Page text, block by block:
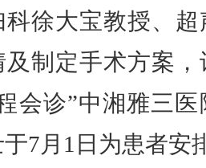
科徐大宝教授、
及制定手术方案
会诊”中湘雅三
7月1日为患者安